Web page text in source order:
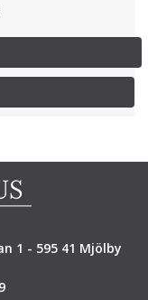
1 - 595 41 Mjölby